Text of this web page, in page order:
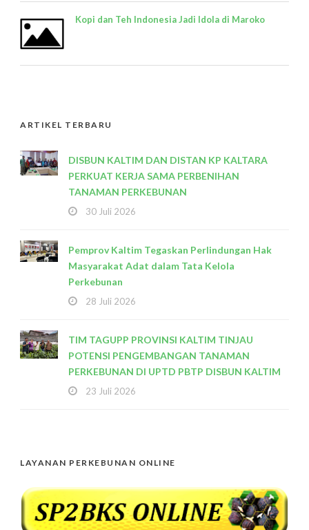
Kopi dan Teh Indonesia Jadi Idola di Maroko
ARTIKEL TERBARU
DISBUN KALTIM DAN DISTAN KP KALTARA
PERKUAT KERJA SAMA PERBENIHAN
TANAMAN PERKEBUNAN
30 Juli 2026
Pemprov Kaltim Tegaskan Perlindungan Hak
Masyarakat Adat dalam Tata Kelola
Perkebunan
28 Juli 2026
TIM TAGUPP PROVINSI KALTIM TINJAU
POTENSI PENGEMBANGAN TANAMAN
PERKEBUNAN DI UPTD PBTP DISBUN KALTIM
23 Juli 2026
LAYANAN PERKEBUNAN ONLINE